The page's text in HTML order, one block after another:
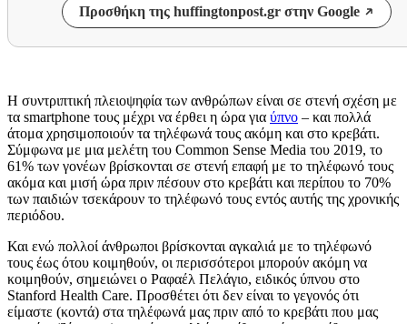
Προσθήκη της huffingtonpost.gr στην Google
Η συντριπτική πλειοψηφία των ανθρώπων είναι σε στενή σχέση με
τα smartphone τους μέχρι να έρθει η ώρα για ύπνο – και πολλά
άτομα χρησιμοποιούν τα τηλέφωνά τους ακόμη και στο κρεβάτι.
Σύμφωνα με μια μελέτη του Common Sense Media του 2019, το
61% των γονέων βρίσκονται σε στενή επαφή με το τηλέφωνό τους
ακόμα και μισή ώρα πριν πέσουν στο κρεβάτι και περίπου το 70%
των παιδιών τσεκάρουν το τηλέφωνό τους εντός αυτής της χρονικής
περιόδου.
Και ενώ πολλοί άνθρωποι βρίσκονται αγκαλιά με το τηλέφωνό
τους έως ότου κοιμηθούν, οι περισσότεροι μπορούν ακόμη να
κοιμηθούν, σημειώνει ο Ραφαέλ Πελάγιο, ειδικός ύπνου στο
Stanford Health Care. Προσθέτει ότι δεν είναι το γεγονός ότι
είμαστε (κοντά) στα τηλέφωνά μας πριν από το κρεβάτι που μας